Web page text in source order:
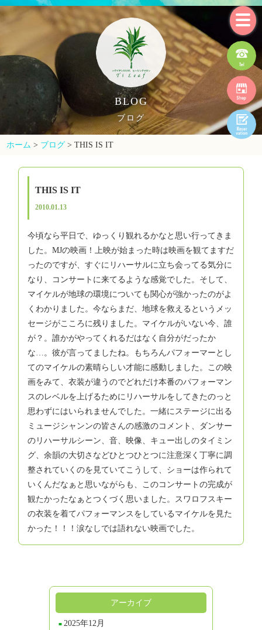
BLOG
ブログ
ホーム > ブログ >THIS IS IT
THIS IS IT
2010.01.13
今頃なら平日で、ゆっくり観れるかなと思い行ってきま
した。MJの映画！上映が始まった時は映画を観てますだ
ったのですが、すぐにリハーサルに立ち会ってる気分に
なり、コンサートに来てるような感覚でした。そして、
マイケルが地球の環境についても関心が強かったのがよ
くわかりました。今ならまだ、地球を救えるというメッ
セージがこころに残りました。マイケルがいない今、誰
が？。誰かがやってくれるだはなく自分がだったか
な…。彼が言ってましたね。もちろんパフォーマーとし
てのマイケルの素晴らしい才能に感動しました。この映
画をみて、衣装が違うのでどれだけ本番のパフォーマン
スのレベルを上げるためにリハーサルをしてきたのっと
思わずにはいられませんでした。一緒にステージに出る
ミュージシャンンの皆さんの感激のコメント、ダンサー
のリハーサルシーン、音、映像、キュー出しのタイミン
グ、余韻の大切さなどひとつひとつに注意深く丁寧に調
整されていくのを見ていてこうして、ショーは作られて
いくんだなぁと思いながらも、このコンサートの完成が
観たかったなぁとつくづく思いました。スワロフスキー
の衣装を着てパフォーマンスをしているマイケルを見た
かった！！！涙なしでは語れない映画でした。
アーカイブ
2025年12月